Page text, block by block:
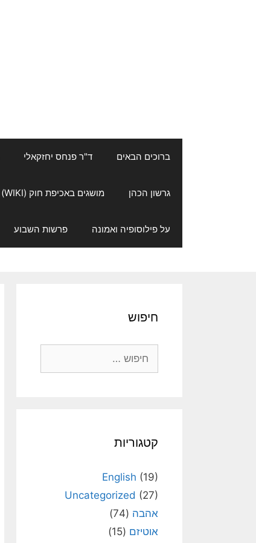
ברוכים הבאים ד"ר פנחס יחזקאלי
גרשון הכהן מושגים באכיפת חוק (WIKI)
על פילוסופיה ואמונה פרשות השבוע
חיפוש
קטגוריות
English (19)
Uncategorized (27)
אהבה (74)
אוטיזם (15)